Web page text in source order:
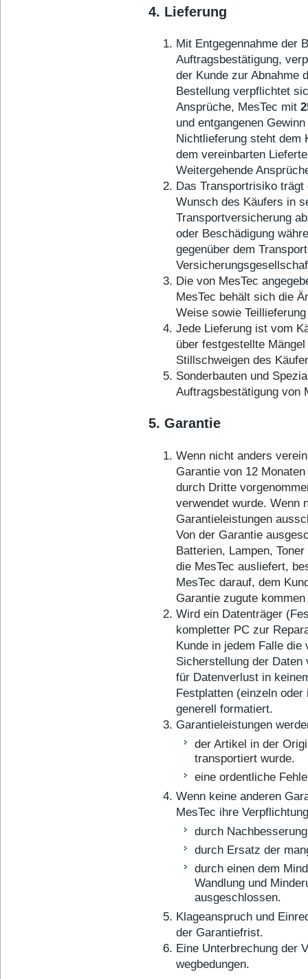
4. Lieferung
Mit Entgegennahme der
Auftragsbestätigung,
der Kunde zur Abnahme
Bestellung verpflichtet
Ansprüche, MesTec mit
und entgangenen
Nichtlieferung steht dem
dem vereinbarten
Weitergehende
Das Transportrisiko
Wunsch des Käufers in
Transportversicherung
oder Beschädigung
gegenüber dem
Die von MesTec
MesTec behält sich die
Weise sowie
Jede Lieferung ist vom
über festgestellte
Stillschweigen des
Sonderbauten und
Auftragsbestätigung von
5. Garantie
Wenn nicht anders
Garantie von 12
durch Dritte
verwendet wurde. Wenn
Garantieleistungen
Von der Garantie
Batterien, Lampen,
die MesTec ausliefert,
MesTec darauf, dem
Garantie zugute
Wird ein Datenträger
kompletter PC zur
Kunde in jedem Falle die
Sicherstellung der Daten
für Datenverlust in
Festplatten (einzeln
generell formatiert.
Garantieleistungen
der Artikel in der
transportiert wurde.
eine ordentliche
Wenn keine anderen
MesTec ihre
durch
durch Ersatz der
durch einen dem
Wandlung und
ausgeschlossen.
Klageanspruch und
der Garantiefrist.
Eine Unterbrechung der
wegbedungen.